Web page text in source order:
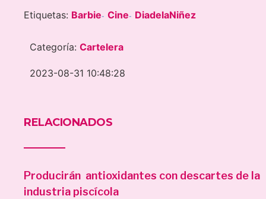
Etiquetas: Barbie- Cine- DiadelaNiñez
Categoría: Cartelera
2023-08-31 10:48:28
RELACIONADOS
Producirán antioxidantes con descartes de la
industria piscícola